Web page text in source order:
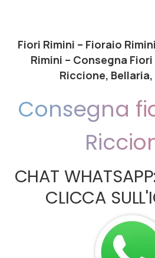
Fiori Rimini – Fioraio
Riccione,
Consegna
CHAT
CLICCA